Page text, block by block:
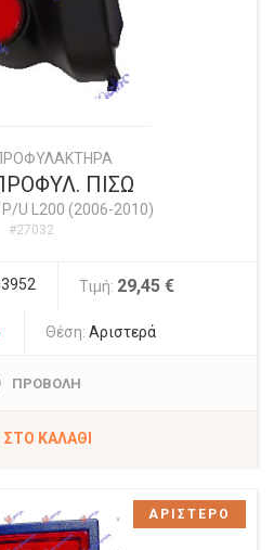
ΠΙΣΩ
P/U L200 (2006-2010)
#27032
Τιμή: 29,45 €
Θέση: Αριστερά
ΠΡΟΒΟΛΗ
ΣΤΟ ΚΑΛΆΘΙ
ΑΡΙΣΤΕΡΟ